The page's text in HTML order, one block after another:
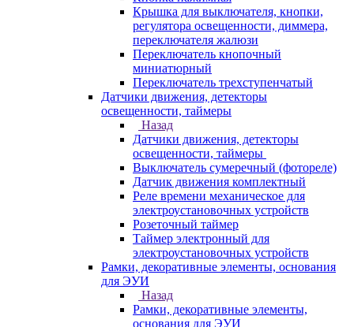
Крышка для выключателя, кнопки,
регулятора освещенности, диммера,
переключателя жалюзи
Переключатель кнопочный
миниатюрный
Переключатель трехступенчатый
Датчики движения, детекторы
освещенности, таймеры
Назад
Датчики движения, детекторы
освещенности, таймеры
Выключатель сумеречный (фотореле)
Датчик движения комплектный
Реле времени механическое для
электроустановочных устройств
Розеточный таймер
Таймер электронный для
электроустановочных устройств
Рамки, декоративные элементы, основания
для ЭУИ
Назад
Рамки, декоративные элементы,
основания для ЭУИ